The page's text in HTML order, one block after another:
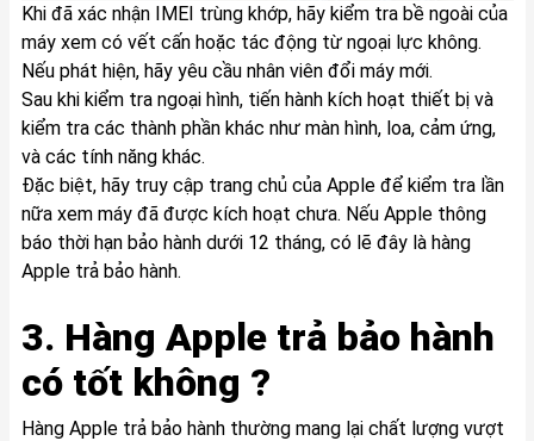
Khi đã xác nhận IMEI trùng khớp, hãy kiểm tra bề ngoài của
máy xem có vết cấn hoặc tác động từ ngoại lực không.
Nếu phát hiện, hãy yêu cầu nhân viên đổi máy mới.
Sau khi kiểm tra ngoại hình, tiến hành kích hoạt thiết bị và
kiểm tra các thành phần khác như màn hình, loa, cảm ứng,
và các tính năng khác.
Đặc biệt, hãy truy cập trang chủ của Apple để kiểm tra lần
nữa xem máy đã được kích hoạt chưa. Nếu Apple thông
báo thời hạn bảo hành dưới 12 tháng, có lẽ đây là hàng
Apple trả bảo hành.
3. Hàng Apple trả bảo hành
có tốt không ?
Hàng Apple trả bảo hành thường mang lại chất lượng vượt